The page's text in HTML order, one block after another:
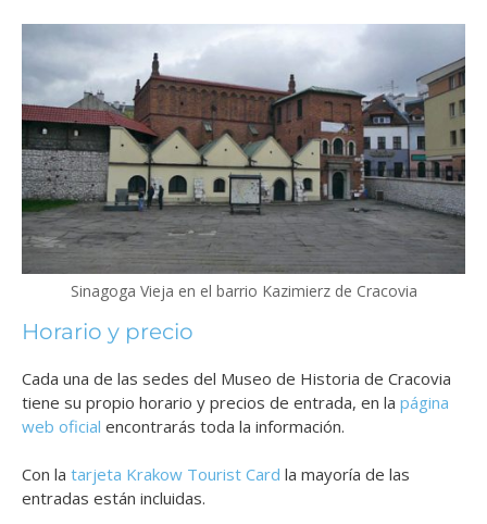
Sinagoga Vieja en el barrio Kazimierz de Cracovia
Horario y precio
Cada una de las sedes del Museo de Historia de Cracovia
tiene su propio horario y precios de entrada, en la página
web oficial encontrarás toda la información.
Con la tarjeta Krakow Tourist Card la mayoría de las
entradas están incluidas.